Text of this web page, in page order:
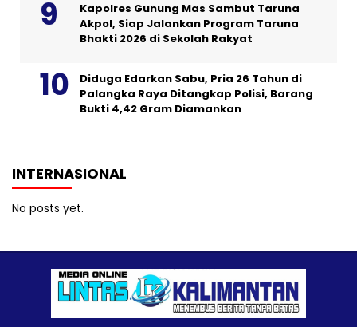
Kapolres Gunung Mas Sambut Taruna
Akpol, Siap Jalankan Program Taruna
Bhakti 2026 di Sekolah Rakyat
Diduga Edarkan Sabu, Pria 26 Tahun di
Palangka Raya Ditangkap Polisi, Barang
Bukti 4,42 Gram Diamankan
INTERNASIONAL
No posts yet.